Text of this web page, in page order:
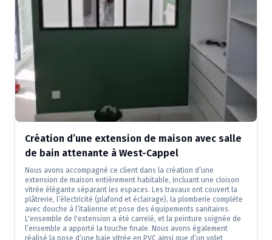
Création d’une extension de maison avec salle
de bain attenante à West-Cappel
Nous avons accompagné ce client dans la création d’une
extension de maison entièrement habitable, incluant une cloison
vitrée élégante séparant les espaces. Les travaux ont couvert la
plâtrerie, l’électricité (plafond et éclairage), la plomberie complète
avec douche à l’italienne et pose des équipements sanitaires.
L'ensemble de l'extension a été carrelé, et la peinture soignée de
l’ensemble a apporté la touche finale. Nous avons également
réalisé la pose d’une baie vitrée en PVC ainsi que d’un volet